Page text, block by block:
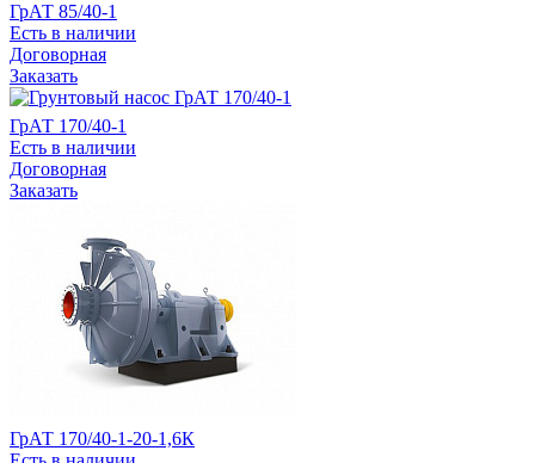
ГрАТ 85/40-1
Есть в наличии
Договорная
Заказать
ГрАТ 170/40-1
Есть в наличии
Договорная
Заказать
ГрАТ 170/40-1-20-1,6К